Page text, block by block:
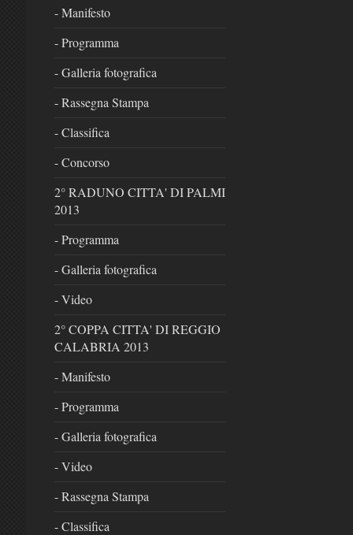
- Manifesto
- Programma
- Galleria fotografica
- Rassegna Stampa
- Classifica
- Concorso
2° RADUNO CITTA' DI PALMI
2013
- Programma
- Galleria fotografica
- Video
2° COPPA CITTA' DI REGGIO
CALABRIA 2013
- Manifesto
- Programma
- Galleria fotografica
- Video
- Rassegna Stampa
- Classifica